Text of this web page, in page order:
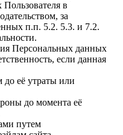
в
за
п.п. 5.2. 5.3. и 7.2.
Персональных данных
если данная
её утраты или
до момента её
путем